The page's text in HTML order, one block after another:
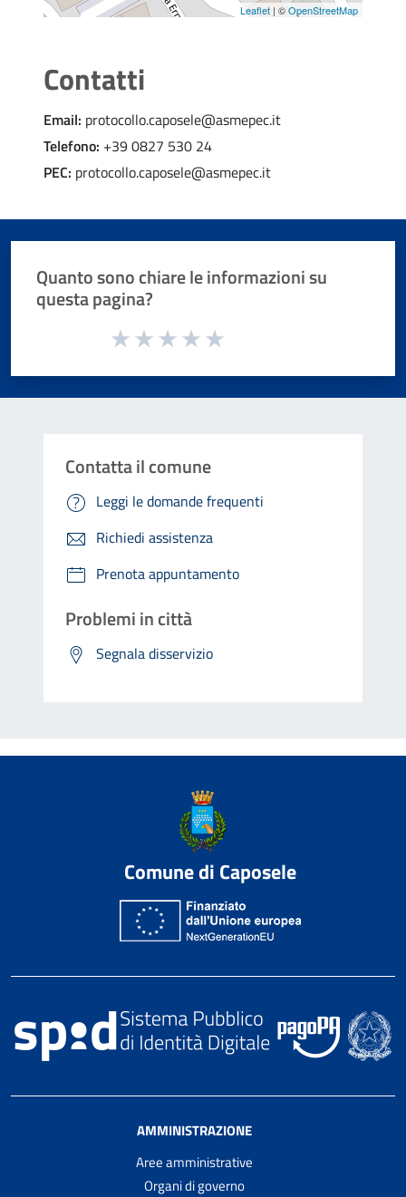
Leaflet | ©OpenStreetMap
Contatti
Email: protocollo.caposele@asmepec.it
Telefono: +39 0827 530 24
PEC: protocollo.caposele@asmepec.it
Quanto sono chiare le informazioni su
questa pagina?
Valuta da 1 a 5 stelle la pagina
Contatta il comune
Leggi le domande frequenti
Richiedi assistenza
Prenota appuntamento
Problemi in città
Segnala disservizio
Comune di Caposele
AMMINISTRAZIONE
Aree amministrative
Organi di governo